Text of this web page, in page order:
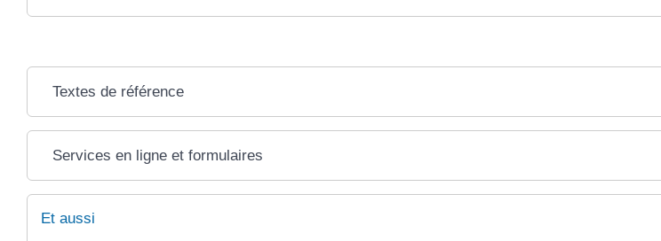
Textes de référence
Services en ligne et formulaires
Et aussi